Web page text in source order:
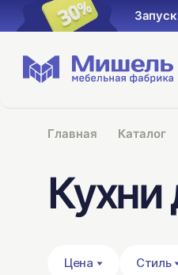
30%
Главная Каталог
Кухни
Цена Стиль